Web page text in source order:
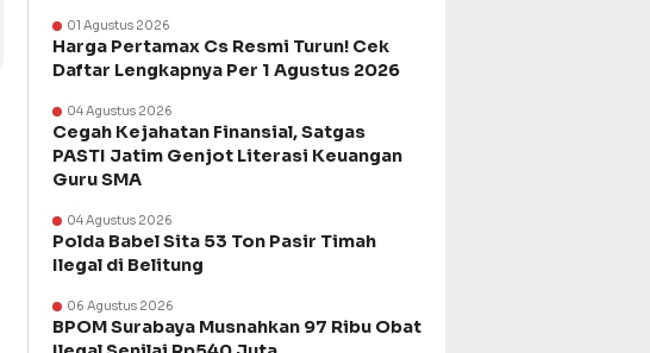
01 Agustus 2026
Harga Pertamax Cs Resmi Turun! Cek
Daftar Lengkapnya Per 1 Agustus 2026
04 Agustus 2026
Cegah Kejahatan Finansial, Satgas
PASTI Jatim Genjot Literasi Keuangan
Guru SMA
04 Agustus 2026
Polda Babel Sita 53 Ton Pasir Timah
Ilegal di Belitung
06 Agustus 2026
BPOM Surabaya Musnahkan 97 Ribu Obat